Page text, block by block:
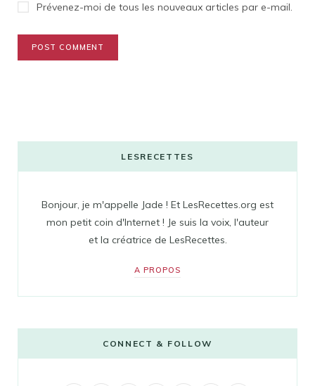
Prévenez-moi de tous les nouveaux articles par e-mail.
LESRECETTES
Bonjour, je m'appelle Jade ! Et LesRecettes.org est
mon petit coin d'Internet ! Je suis la voix, l'auteur
et la créatrice de LesRecettes.
A PROPOS
CONNECT & FOLLOW